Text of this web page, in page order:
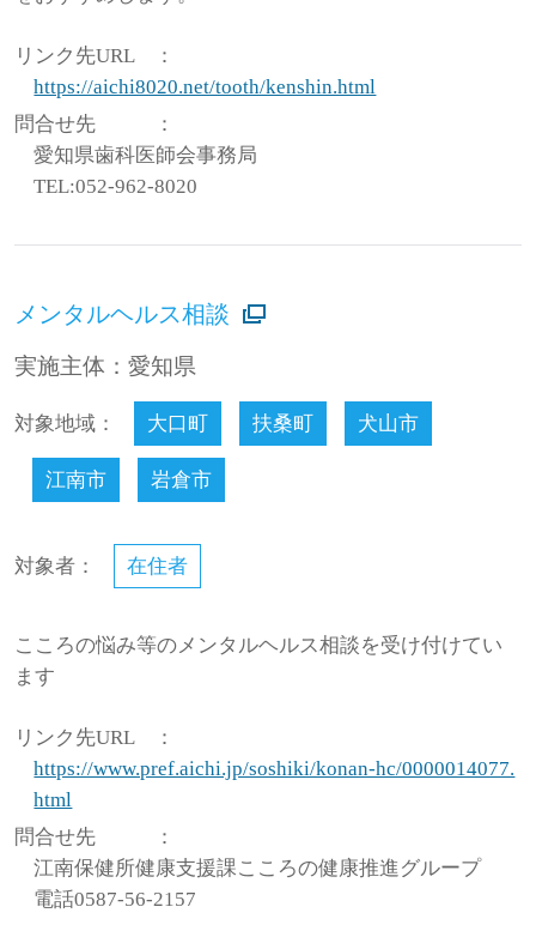
リンク先URL
：
https://aichi8020.net/tooth/kenshin.html
問合せ先
：
愛知県歯科医師会事務局
TEL:052-962-8020
メンタルヘルス相談
実施主体：愛知県
対象地域： 大口町 扶桑町 犬山市
江南市 岩倉市
対象者： 在住者
こころの悩み等のメンタルヘルス相談を受け付けてい
ます
リンク先URL
：
https://www.pref.aichi.jp/soshiki/konan-hc/0000014077.
html
問合せ先
：
江南保健所健康支援課こころの健康推進グループ
電話0587-56-2157